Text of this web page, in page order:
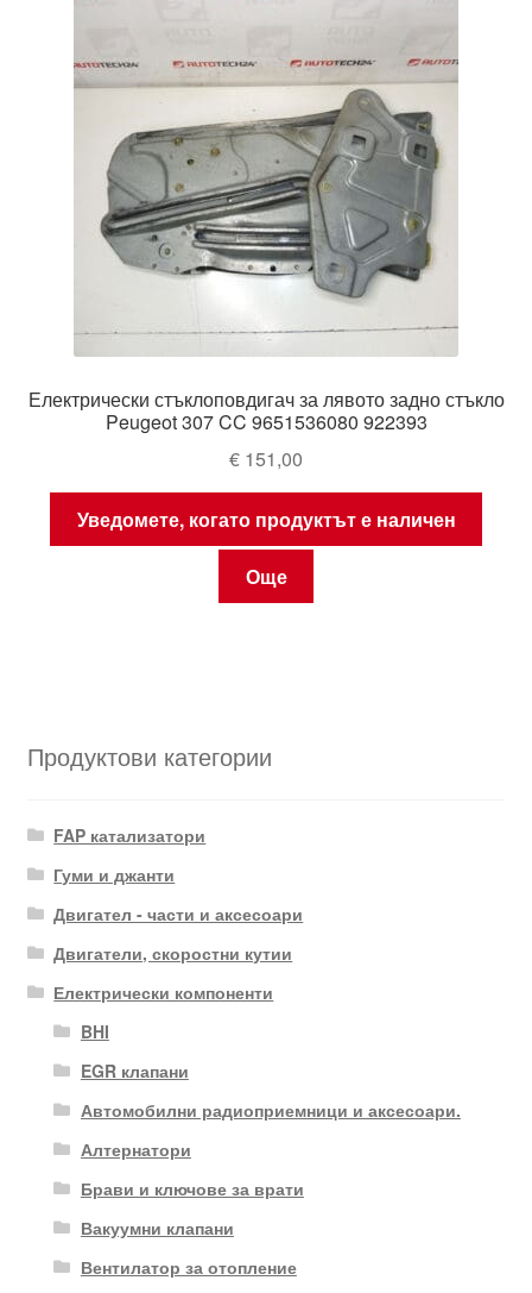
Електрически стъклоповдигач за лявото задно стъкло
Peugeot 307 CC 9651536080 922393
€ 151,00
Уведомете, когато продуктът е наличен
Още
Продуктови категории
FAP катализатори
Гуми и джанти
Двигател - части и аксесоари
Двигатели, скоростни кутии
Електрически компоненти
BHI
EGR клапани
Автомобилни радиоприемници и аксесоари.
Алтернатори
Брави и ключове за врати
Вакуумни клапани
Вентилатор за отопление